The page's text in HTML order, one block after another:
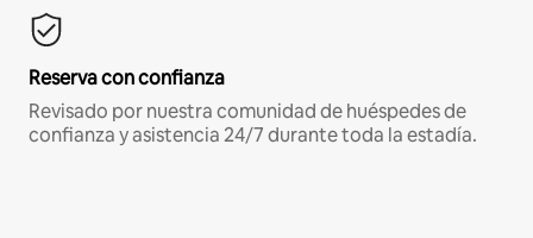
Reserva con confianza
Revisado por nuestra comunidad de huéspedes de
confianza y asistencia 24/7 durante toda la estadía.